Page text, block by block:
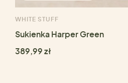
WHITE STUFF
Sukienka Harper Green
389,99 zł